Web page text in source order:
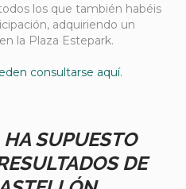
los que también habéis
adquiriendo un
la Plaza Estepark.
consultarse aquí.
SUPUESTO
DE